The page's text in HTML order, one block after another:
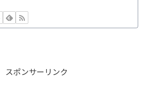
スポンサーリンク